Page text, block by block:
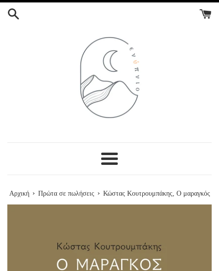
ΣΤΟ
Menu
Αρχική › Πρώτα σε πωλήσεις › Κώστας Κουτρουμπάκης, Ο μαραγκός